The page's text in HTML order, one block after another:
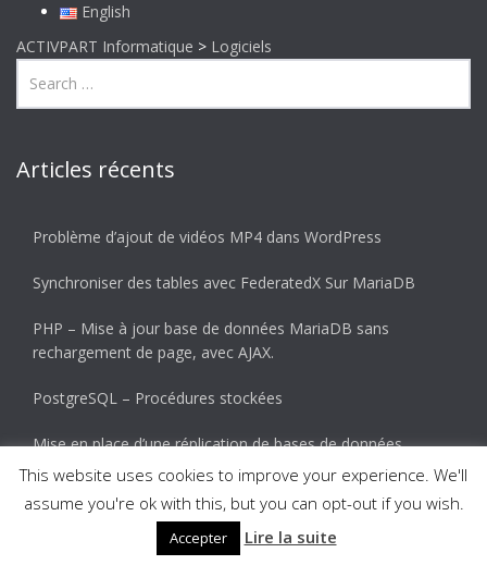
English
ACTIVPART Informatique > Logiciels
Articles récents
Problème d’ajout de vidéos MP4 dans WordPress
Synchroniser des tables avec FederatedX Sur MariaDB
PHP – Mise à jour base de données MariaDB sans
rechargement de page, avec AJAX.
PostgreSQL – Procédures stockées
Mise en place d’une réplication de bases de données
MariaDB (Master-Slave)
© 2026 Ascent. All rights reserved |Ascent byHyScaler
This website uses cookies to improve your experience. We'll
assume you're ok with this, but you can opt-out if you wish.
Accepter Lire la suite